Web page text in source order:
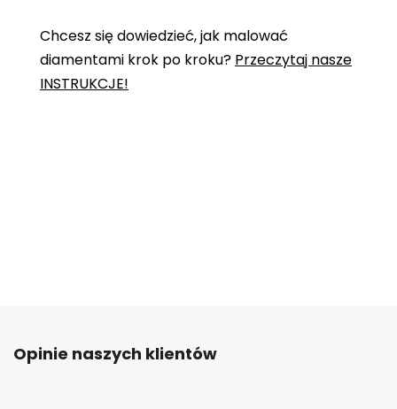
Chcesz się dowiedzieć, jak malować
diamentami krok po kroku? Przeczytaj nasze
INSTRUKCJE!
Opinie naszych klientów